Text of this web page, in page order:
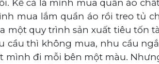
Kể cả là mình mua quần áo
mua lắm quần áo rồi treo tủ
một quy trình sản xuất tiêu tốn
thì không mua, nhu cầu
mình đi mỗi bên một màu.